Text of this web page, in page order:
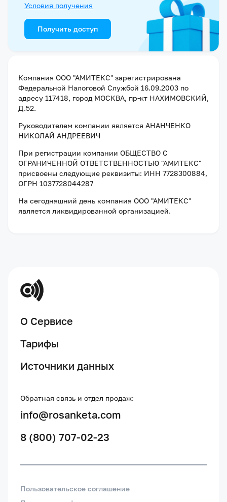
Условия получения
Получить доступ
Компания ООО "АМИТЕКС" зарегистрирована
Федеральной Налоговой Службой 16.09.2003 по
адресу 117418, город МОСКВА, пр-кт НАХИМОВСКИЙ,
Д.52.
Руководителем компании является АНАНЧЕНКО
НИКОЛАЙ АНДРЕЕВИЧ
При регистрации компании ОБЩЕСТВО С
ОГРАНИЧЕННОЙ ОТВЕТСТВЕННОСТЬЮ "АМИТЕКС"
присвоены следующие реквизиты: ИНН 7728300884,
ОГРН 1037728044287
На сегодняшний день компания ООО "АМИТЕКС"
является ликвидированной организацией.
О Сервисе
Тарифы
Источники данных
Обратная связь и отдел продаж:
info@rosanketa.com
8 (800) 707-02-23
Пользовательское соглашение